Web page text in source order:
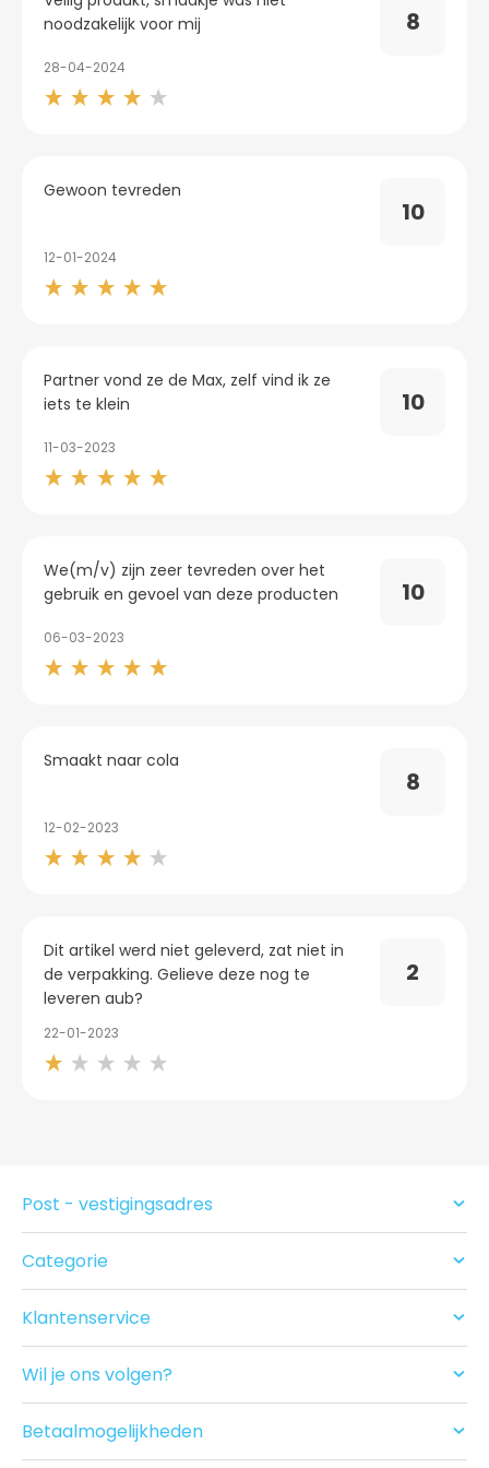
alleen zijdeachtig zijn, maar ook licht geparfumeerd -
zodat je het lichaam van je partner ruikt en onze heerlijke
fruitige geuren in plaats van latex.
8
noodzakelijk voor mij
28-04-2024
10
Gewoon tevreden
12-01-2024
10
Partner vond ze de Max, zelf vind ik ze
iets te klein
11-03-2023
10
We(m/v) zijn zeer tevreden over het
gebruik en gevoel van deze producten
06-03-2023
8
Smaakt naar cola
12-02-2023
2
Dit artikel werd niet geleverd, zat niet in
de verpakking. Gelieve deze nog te
leveren aub?
22-01-2023
Post - vestigingsadres
Categorie
Seksspeeltjes
Acties
Drogist
Nieuwe producten
Klantenservice
Betalen
Bezorgen
Recensies
Wil je ons volgen?
Betaalmogelijkheden